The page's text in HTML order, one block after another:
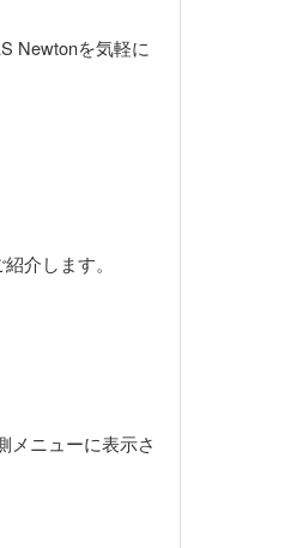
Newtonを気軽に
介します。
メニューに表示さ